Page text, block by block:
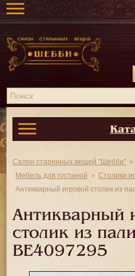
Салон старинных вещей "Шебби"
Мебель для гостиной
Столики
Антикварный игровой столик из
Антикварный
столик из
BE4097295